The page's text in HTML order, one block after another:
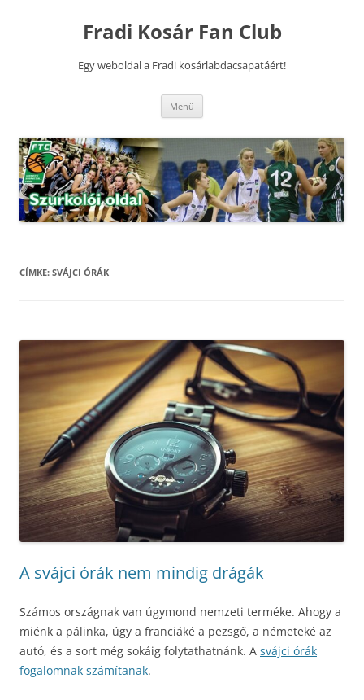
Fradi Kosár Fan Club
Egy weboldal a Fradi kosárlabdacsapatáért!
Menü
CÍMKE: SVÁJCI ÓRÁK
A svájci órák nem mindig drágák
Számos országnak van úgymond nemzeti terméke. Ahogy a
miénk a pálinka, úgy a franciáké a pezsgő, a németeké az
autó, és a sort még sokáig folytathatnánk. A svájci órák
fogalomnak számítanak.